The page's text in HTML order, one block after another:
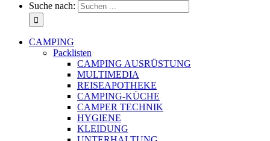
Suche nach:
CAMPING
Packlisten
CAMPING AUSRÜSTUNG
MULTIMEDIA
REISEAPOTHEKE
CAMPING-KÜCHE
CAMPER TECHNIK
HYGIENE
KLEIDUNG